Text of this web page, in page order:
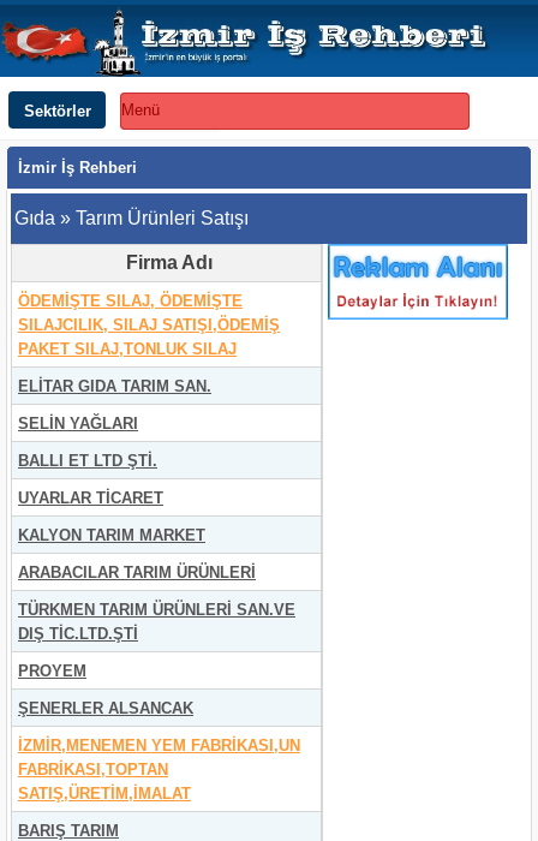
Sektörler Menü
İzmir İş Rehberi
Gıda » Tarım Ürünleri Satışı
Firma Adı
ÖDEMİŞTE SILAJ, ÖDEMİŞTE
SILAJCILIK, SILAJ SATIŞI,ÖDEMİŞ
PAKET SILAJ,TONLUK SILAJ
ELİTAR GIDA TARIM SAN.
SELİN YAĞLARI
BALLI ET LTD ŞTİ.
UYARLAR TİCARET
KALYON TARIM MARKET
ARABACILAR TARIM ÜRÜNLERİ
TÜRKMEN TARIM ÜRÜNLERİ SAN.VE
DIŞ TİC.LTD.ŞTİ
PROYEM
ŞENERLER ALSANCAK
İZMİR,MENEMEN YEM FABRİKASI,UN
FABRİKASI,TOPTAN
SATIŞ,ÜRETİM,İMALAT
BARIŞ TARIM